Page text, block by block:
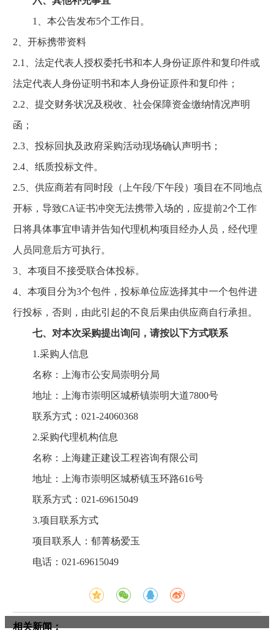
1、本公告发布5个工作日。
2、开标携带资料
2.1、法定代表人授权委托书和本人身份证原件和复印件或
法定代表人身份证明书和本人身份证原件和复印件；
2.2、提交财务状况及税收、社会保障资金缴纳情况声明
函；
2.3、投标回执及政府采购活动现场确认声明书；
2.4、纸质投标文件。
2.5、供应商若有同时段（上午段/下午段）项目在不同地点
开标，导致CA证书冲突无法携带入场的，应提前2个工作
日将具体事宜申请并告知代理机构项目经办人员，经代理
人员同意后方可执行。
3、本项目不接受联合体投标。
4、本项目分为3个包件，投标单位应选择其中一个包件进
行投标，否则，由此引起的不良后果由供应商自行承担。
七、对本次采购提出询问，请按以下方式联系
1.采购人信息
名称：上海市公安局崇明分局
地址：上海市崇明区城桥镇崇明大道7800号
联系方式：021-24060368
2.采购代理机构信息
名称：上海建正建设工程咨询有限公司
地址：上海市崇明区城桥镇玉环路616号
联系方式：021-69615049
3.项目联系方式
项目联系人：郁菁杨爱玉
电话：021-69615049
相关新闻：